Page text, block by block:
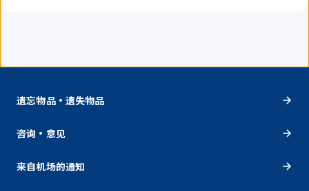
遗忘物品・遗失物品
咨询・意见
来自机场的通知